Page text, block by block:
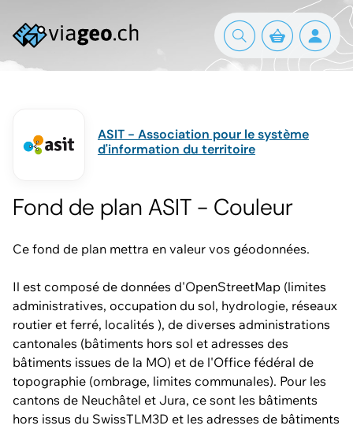
ASIT - Association pour le système
d'information du territoire
Fond de plan ASIT - Couleur
Ce fond de plan mettra en valeur vos géodonnées.
Il est composé de données d'OpenStreetMap (limites
administratives, occupation du sol, hydrologie, réseaux
routier et ferré, localités ), de diverses administrations
cantonales (bâtiments hors sol et adresses des
bâtiments issues de la MO) et de l'Office fédéral de
topographie (ombrage, limites communales). Pour les
cantons de Neuchâtel et Jura, ce sont les bâtiments
hors issus du SwissTLM3D et les adresses de bâtiments